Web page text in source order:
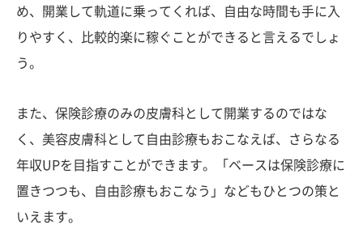
め、開業して軌道に乗ってくれば、自由な時間も手に入
りやすく、比較的楽に稼ぐことができると言えるでしょ
う。
また、保険診療のみの皮膚科として開業するのではな
く、美容皮膚科として自由診療もおこなえば、さらなる
年収UPを目指すことができます。「ベースは保険診療に
置きつつも、自由診療もおこなう」などもひとつの策と
いえます。